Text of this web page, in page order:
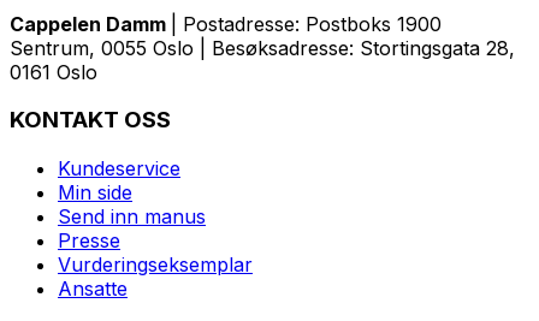
Cappelen Damm
| Postadresse: Postboks 1900
Sentrum, 0055 Oslo | Besøksadresse: Stortingsgata 28,
0161 Oslo
KONTAKT OSS
Kundeservice
Min side
Send inn manus
Presse
Vurderingseksemplar
Ansatte